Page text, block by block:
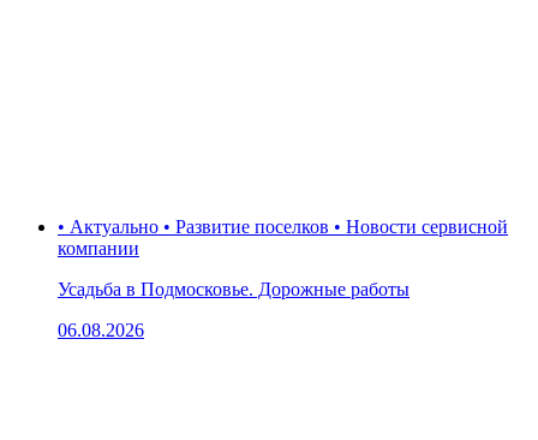
• Актуально • Развитие поселков • Новости сервисной
компании
Усадьба в Подмосковье. Дорожные работы
06.08.2026